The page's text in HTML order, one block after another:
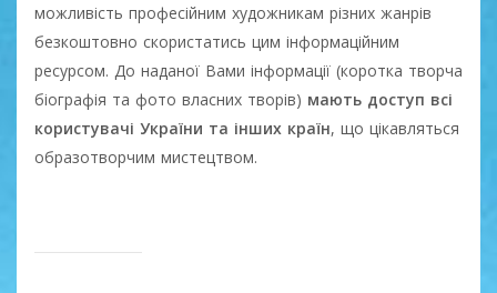
можливість професійним художникам різних жанрів
безкоштовно скористатись цим інформаційним
ресурсом. До наданої Вами інформації (коротка творча
біографія та фото власних творів) мають доступ всі
користувачі України та інших країн, що цікавляться
образотворчим мистецтвом.